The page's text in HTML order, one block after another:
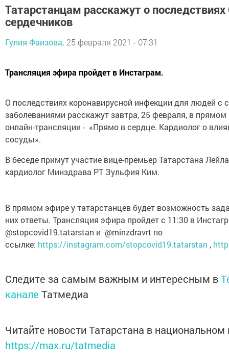
Татарстанцам расскажут о последствиях
сердечников
Гулия Фаизова, 25 февраля 2021 - 07:31
Трансляция эфира пройдет в Инстаграм.
О последствиях коронавирусной инфекции для людей с
заболеваниями расскажут завтра, 25 февраля, в
онлайн-трансляции - «Прямо в сердце. Кардиолог о
сосуды».
В беседе примут участие вице-премьер Татарстана
кардиолог Минздрава РТ Зульфия Ким.
В прямом эфире у татарстанцев будет возможность
них ответы. Трансляция эфира пройдет с 11:30 в
@stopcovid19.tatarstan и @minzdravrt по
ссылке: https://instagram.com/stopcovid19.tatarstan ,
Следите за самым важным и интересным в
канале Татмедиа
Читайте новости Татарстана в
https://max.ru/tatmedia